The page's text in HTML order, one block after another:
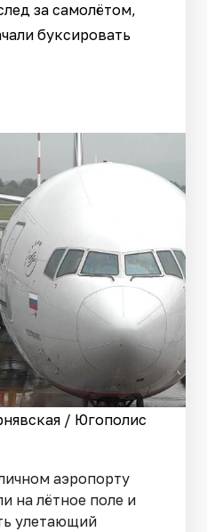
за самолётом,
буксировать
/ Югополис
аэропорту
на лётное поле и
улетающий